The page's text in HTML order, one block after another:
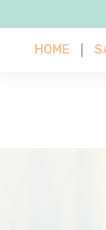
HOME